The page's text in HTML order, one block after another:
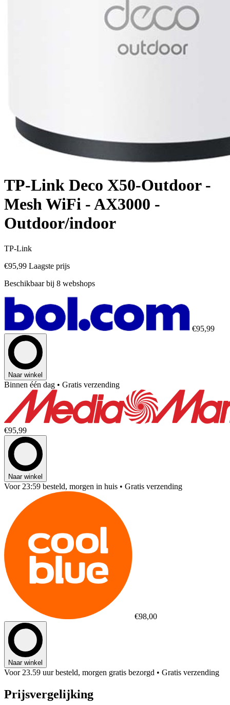
TP-Link Deco X50-Outdoor -
Mesh WiFi - AX3000 -
Outdoor/indoor
TP-Link
€95,99 Laagste prijs
Beschikbaar bij 8 webshops
€95,99
Naar winkel
Binnen één dag • Gratis verzending
€95,99
Naar winkel
Voor 23:59 besteld, morgen in huis • Gratis verzending
€98,00
Naar winkel
Voor 23.59 uur besteld, morgen gratis bezorgd • Gratis verzending
Prijsvergelijking